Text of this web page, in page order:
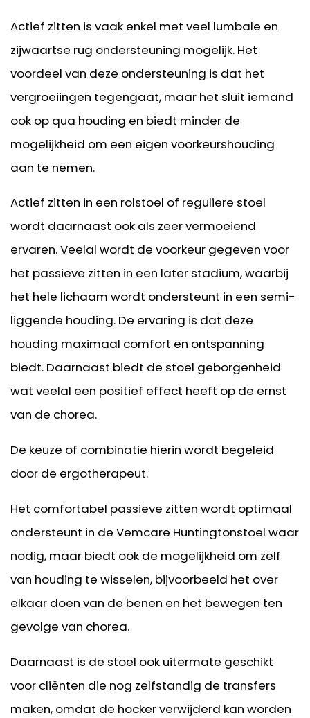
Actief zitten is vaak enkel met veel lumbale en
zijwaartse rug ondersteuning mogelijk. Het
voordeel van deze ondersteuning is dat het
vergroeiingen tegengaat, maar het sluit iemand
ook op qua houding en biedt minder de
mogelijkheid om een eigen voorkeurshouding
aan te nemen.
Actief zitten in een rolstoel of reguliere stoel
wordt daarnaast ook als zeer vermoeiend
ervaren. Veelal wordt de voorkeur gegeven voor
het passieve zitten in een later stadium, waarbij
het hele lichaam wordt ondersteunt in een semi-
liggende houding. De ervaring is dat deze
houding maximaal comfort en ontspanning
biedt. Daarnaast biedt de stoel geborgenheid
wat veelal een positief effect heeft op de ernst
van de chorea.
De keuze of combinatie hierin wordt begeleid
door de ergotherapeut.
Het comfortabel passieve zitten wordt optimaal
ondersteunt in de Vemcare Huntingtonstoel waar
nodig, maar biedt ook de mogelijkheid om zelf
van houding te wisselen, bijvoorbeeld het over
elkaar doen van de benen en het bewegen ten
gevolge van chorea.
Daarnaast is de stoel ook uitermate geschikt
voor cliënten die nog zelfstandig de transfers
maken, omdat de hocker verwijderd kan worden